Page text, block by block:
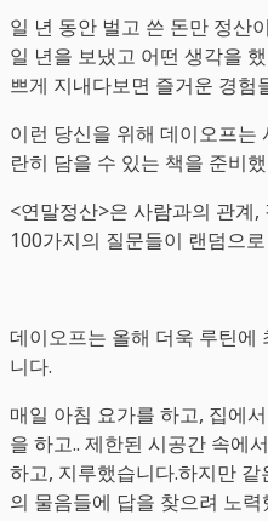
일 년 동안 벌고 쓴 돈만 정산
일 년을 보냈고 어떤 생각을
쁘게 지내다보면 즐거운 경험
이런 당신을 위해 데이오프는
란히 담을 수 있는 책을 준비
<연말정산>은 사람과의 관계
100가지의 질문들이 랜덤으
데이오프는 올해 더욱 루틴에
니다.
매일 아침 요가를 하고, 집에
을 하고.. 제한된 시공간 속에
하고, 지루했습니다.하지만
의 물음들에 답을 찾으려 노